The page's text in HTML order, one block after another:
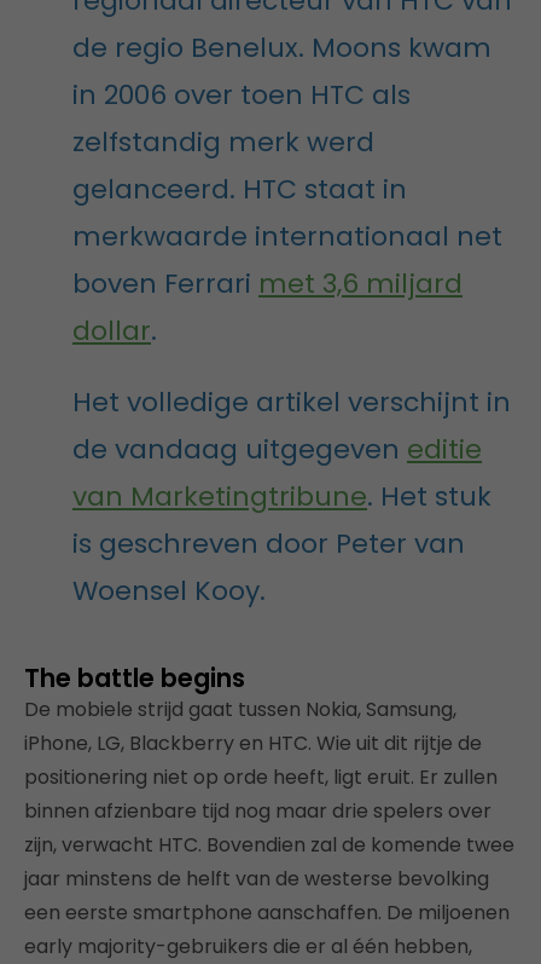
de regio Benelux. Moons kwam
in 2006 over toen HTC als
zelfstandig merk werd
gelanceerd. HTC staat in
merkwaarde internationaal net
boven Ferrari met 3,6 miljard
dollar.
Het volledige artikel verschijnt in
de vandaag uitgegeven editie
van Marketingtribune. Het stuk
is geschreven door Peter van
Woensel Kooy.
The battle begins
De mobiele strijd gaat tussen Nokia, Samsung,
iPhone, LG, Blackberry en HTC. Wie uit dit rijtje de
positionering niet op orde heeft, ligt eruit. Er zullen
binnen afzienbare tijd nog maar drie spelers over
zijn, verwacht HTC. Bovendien zal de komende twee
jaar minstens de helft van de westerse bevolking
een eerste smartphone aanschaffen. De miljoenen
early majority-gebruikers die er al één hebben,